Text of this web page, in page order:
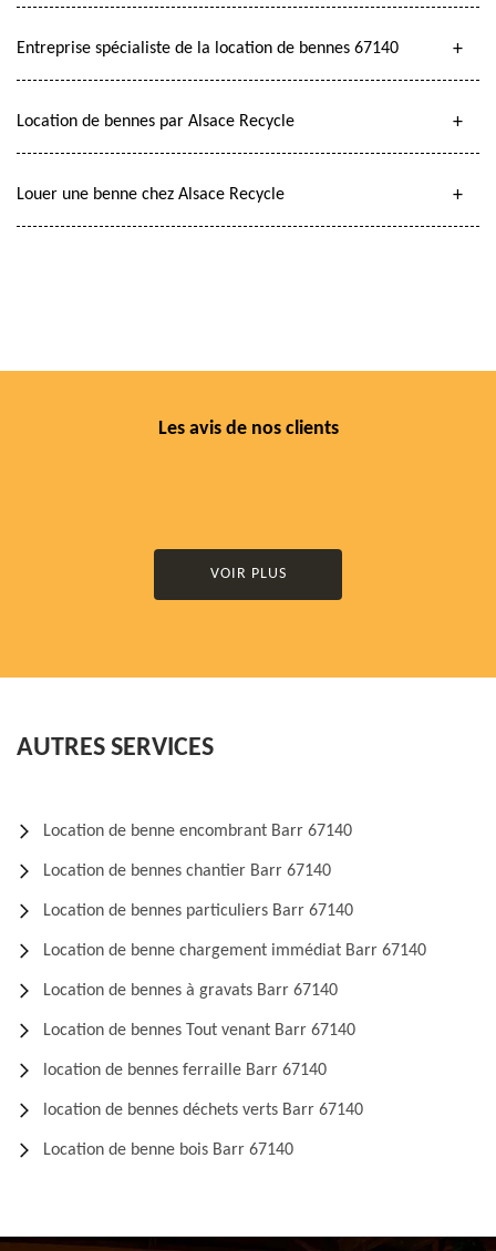
Entreprise spécialiste de la location de bennes 67140
Location de bennes par Alsace Recycle
Louer une benne chez Alsace Recycle
Les avis de nos clients
VOIR PLUS
AUTRES SERVICES
Location de benne encombrant Barr 67140
Location de bennes chantier Barr 67140
Location de bennes particuliers Barr 67140
Location de benne chargement immédiat Barr 67140
Location de bennes à gravats Barr 67140
Location de bennes Tout venant Barr 67140
location de bennes ferraille Barr 67140
location de bennes déchets verts Barr 67140
Location de benne bois Barr 67140